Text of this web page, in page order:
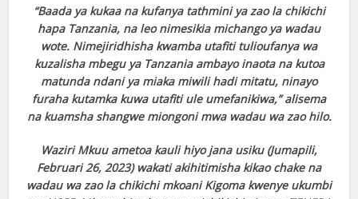
“Baada ya kukaa na kufanya tathmini ya zao la chikichi
hapa Tanzania, na leo nimesikia michango ya wadau
wote. Nimejiridhisha kwamba utafiti tulioufanya wa
kuzalisha mbegu ya Tanzania ambayo inaota na kutoa
matunda ndani ya miaka miwili hadi mitatu, ninayo
furaha kutamka kuwa utafiti ule umefanikiwa,” alisema
na kuamsha shangwe miongoni mwa wadau wa zao hilo.
Waziri Mkuu ametoa kauli hiyo jana usiku (Jumapili,
Februari 26, 2023) wakati akihitimisha kikao chake na
wadau wa zao la chikichi mkoani Kigoma kwenye ukumbi